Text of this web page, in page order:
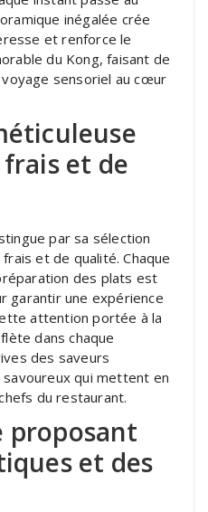
inégalée crée
et renforce le
du Kong, faisant de
sensoriel au cœur
et de
par sa sélection
et de qualité. Chaque
des plats est
garantir une expérience
attention portée à la
dans chaque
des saveurs
qui mettent en
du restaurant.
proposant
et des